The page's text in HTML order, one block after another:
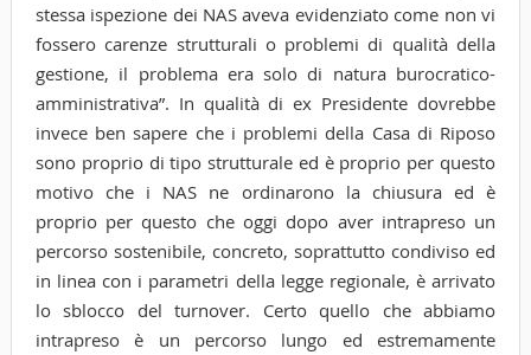
stessa ispezione dei NAS aveva evidenziato come non vi
fossero carenze strutturali o problemi di qualità della
gestione, il problema era solo di natura burocratico-
amministrativa”. In qualità di ex Presidente dovrebbe
invece ben sapere che i problemi della Casa di Riposo
sono proprio di tipo strutturale ed è proprio per questo
motivo che i NAS ne ordinarono la chiusura ed è
proprio per questo che oggi dopo aver intrapreso un
percorso sostenibile, concreto, soprattutto condiviso ed
in linea con i parametri della legge regionale, è arrivato
lo sblocco del turnover. Certo quello che abbiamo
intrapreso è un percorso lungo ed estremamente